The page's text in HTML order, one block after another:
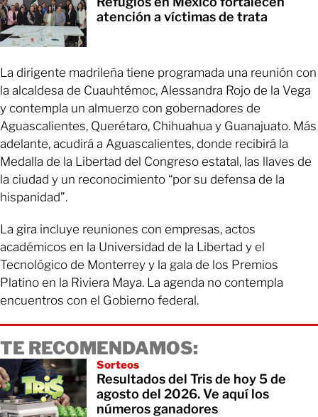
atención a víctimas de trata
La dirigente madrileña tiene programada una reunión con
la alcaldesa de Cuauhtémoc, Alessandra Rojo de la Vega
y contempla un almuerzo con gobernadores de
Aguascalientes, Querétaro, Chihuahua y Guanajuato. Más
adelante, acudirá a Aguascalientes, donde recibirá la
Medalla de la Libertad del Congreso estatal, las llaves de
la ciudad y un reconocimiento “por su defensa de la
hispanidad”.
La gira incluye reuniones con empresas, actos
académicos en la Universidad de la Libertad y el
Tecnológico de Monterrey y la gala de los Premios
Platino en la Riviera Maya. La agenda no contempla
encuentros con el Gobierno federal.
TE RECOMENDAMOS:
Sorteos
Resultados del Tris de hoy 5 de
agosto del 2026. Ve aquí los
números ganadores